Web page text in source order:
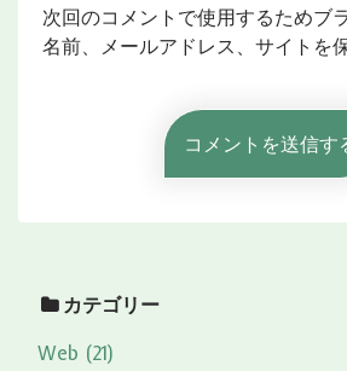
次回のコメントで使用するためブ
名前、メールアドレス、サイトを
カテゴリー
Web (21)